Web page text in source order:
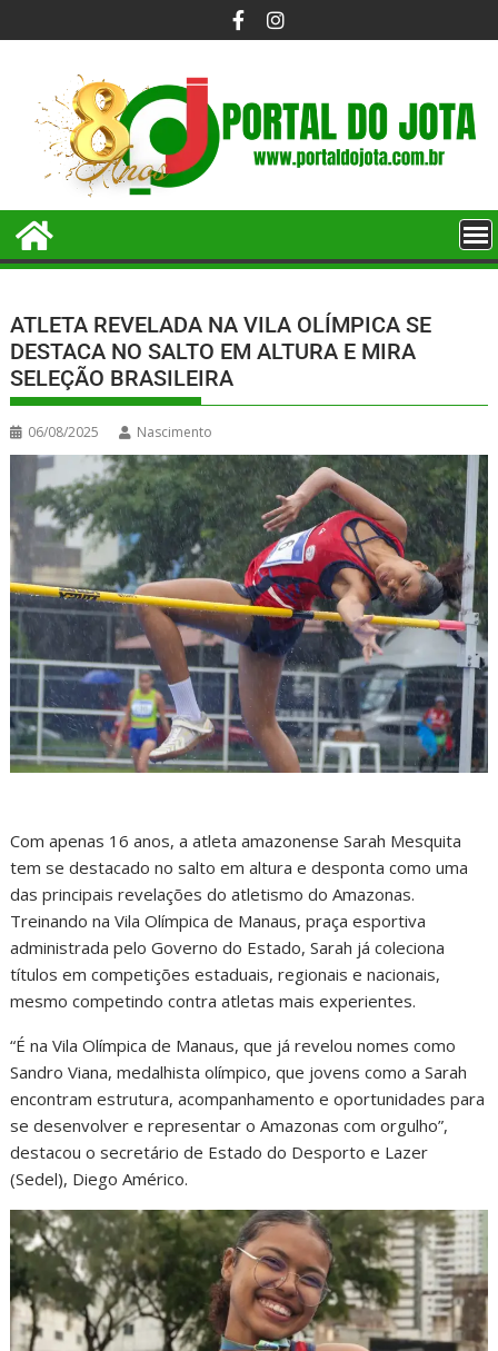
ATLETA REVELADA NA VILA OLÍMPICA SE
DESTACA NO SALTO EM ALTURA E MIRA
SELEÇÃO BRASILEIRA
06/08/2025 Nascimento
Com apenas 16 anos, a atleta amazonense Sarah Mesquita
tem se destacado no salto em altura e desponta como uma
das principais revelações do atletismo do Amazonas.
Treinando na Vila Olímpica de Manaus, praça esportiva
administrada pelo Governo do Estado, Sarah já coleciona
títulos em competições estaduais, regionais e nacionais,
mesmo competindo contra atletas mais experientes.
“É na Vila Olímpica de Manaus, que já revelou nomes como
Sandro Viana, medalhista olímpico, que jovens como a Sarah
encontram estrutura, acompanhamento e oportunidades para
se desenvolver e representar o Amazonas com orgulho”,
destacou o secretário de Estado do Desporto e Lazer
(Sedel), Diego Américo.